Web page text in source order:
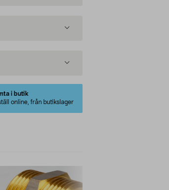
i butik
online, från butikslager